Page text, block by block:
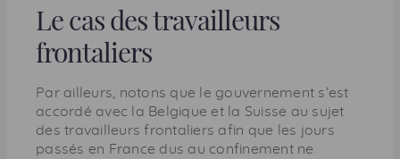
Le cas des travailleurs
frontaliers
Par ailleurs, notons que le gouvernement s’est
accordé avec la Belgique et la Suisse au sujet
des travailleurs frontaliers afin que les jours
passés en France dus au confinement ne